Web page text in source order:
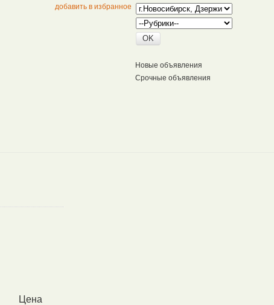
добавить в избранное
Новые объявления
Срочные объявления
Цена